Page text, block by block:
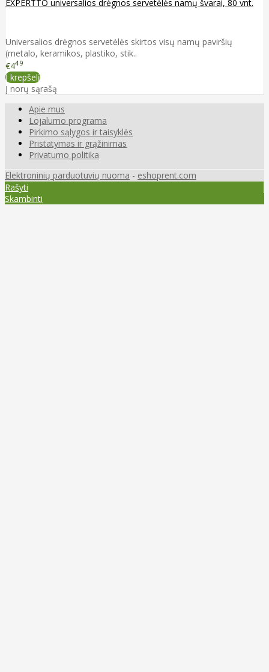
EXPERTTO universalios drėgnos servetėlės namų švarai, 80 vnt.
Universalios drėgnos servetėlės skirtos visų namų paviršių
(metalo, keramikos, plastiko, stik..
€449
Į krepšelį
Į norų sąrašą
Apie mus
Lojalumo programa
Pirkimo sąlygos ir taisyklės
Pristatymas ir grąžinimas
Privatumo politika
Elektroninių parduotuvių nuoma - eshoprent.com
Rašyti
Skambinti